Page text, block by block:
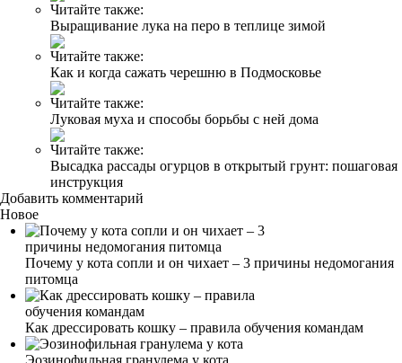
Читайте также:
Выращивание лука на перо в теплице зимой
Читайте также:
Как и когда сажать черешню в Подмосковье
Читайте также:
Луковая муха и способы борьбы с ней дома
Читайте также:
Высадка рассады огурцов в открытый грунт: пошаговая
инструкция
Добавить комментарий
Новое
Почему у кота сопли и он чихает – 3 причины недомогания
питомца
Как дрессировать кошку – правила обучения командам
Эозинофильная гранулема у кота